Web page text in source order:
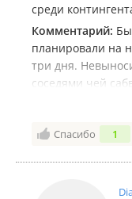
среди
Комментарий:
планировали на
три дня.
соседями чей
тряслась,
итог люди рядом
а
Генераторы
Спасибо 1